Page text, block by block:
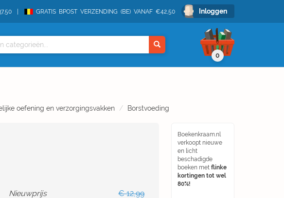
GRATIS BPOST VERZENDING (BE) VANAF €42,50 Inloggen
0
oefening en verzorgingsvakken Borstvoeding
Boekenkraam.nl
verkoopt nieuwe
en licht
beschadigde
boeken met flinke
kortingen tot wel
80%!
Nieuwprijs
€ 12,99